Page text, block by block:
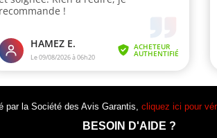
par la Société des Avis Garantis, cliquez ici pour
BESOIN D'AIDE ?